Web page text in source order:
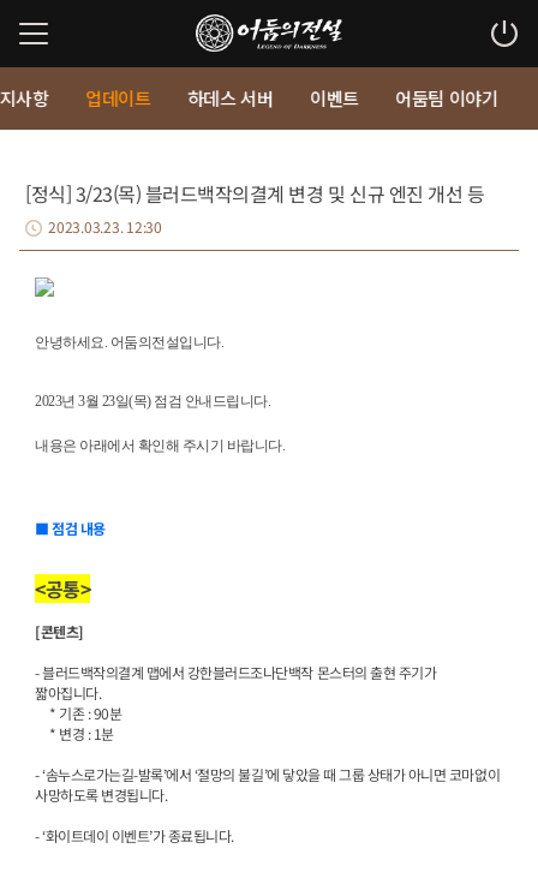
사항 업데이트 하데스 서버 이벤트 어둠팀 이야기
[정식] 3/23(목) 블러드백작의결계 변경 및 신규 엔진 개선 등
2023.03.23. 12:30
안녕하세요. 어둠의전설입니다.
2023년 3월 23일(목) 점검 안내드립니다.
내용은 아래에서 확인해 주시기 바랍니다.
■ 점검 내용
<공통>
[콘텐츠]
-블러드백작의결계 맵에서 강한블러드조나단백작 몬스터의 출현 주기가
짧아집니다.
* 기존: 90분
* 변경 : 1분
- ‘솜누스로가는길-발록’에서‘절망의 불길’에 닿았을 때 그룹 상태가 아니면 코마없이
사망하도록 변경됩니다.
- ‘화이트데이 이벤트’가 종료됩니다.